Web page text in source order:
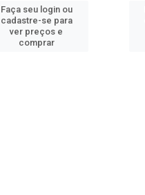
Faça seu login ou
cadastre-se para
ver preços e
comprar